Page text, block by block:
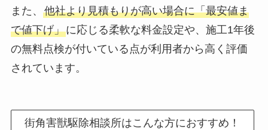
また、 他社より見積もりが高い場合に「最安値ま
で値下げ」に応じる柔軟な料金設定や、施工1年後
の無料点検が付いている点が利用者から高く評価
されています。
街角害獣駆除相談所はこんな方におすすめ！